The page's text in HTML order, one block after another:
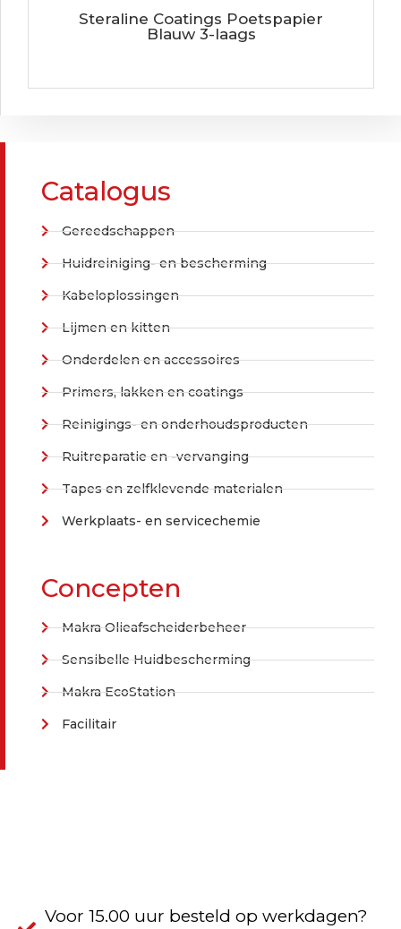
Catalogus
Gereedschappen
Huidreiniging- en bescherming
Kabeloplossingen
Lijmen en kitten
Onderdelen en accessoires
Primers, lakken en coatings
Reinigings- en onderhoudsproducten
Ruitreparatie en -vervanging
Tapes en zelfklevende materialen
Werkplaats- en servicechemie
Concepten
Makra Olieafscheiderbeheer
Sensibelle Huidbescherming
Makra EcoStation
Facilitair
Steraline Coatings Poetspapier
Blauw 3-laags
Voor 15.00 uur besteld op werkdagen?